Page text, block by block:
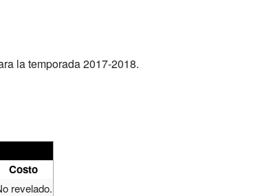
la temporada 2017-2018.
Costo
revelado.